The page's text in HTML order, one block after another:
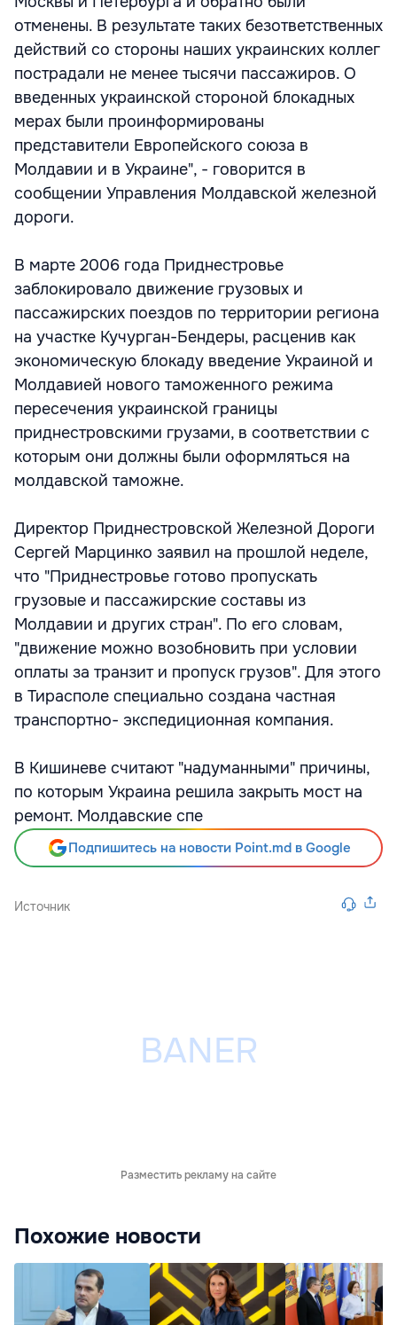
отменены. В результате таких безответственных
действий со стороны наших украинских коллег
пострадали не менее тысячи пассажиров. О
введенных украинской стороной блокадных
мерах были проинформированы
представители Европейского союза в
Молдавии и в Украине", - говорится в
сообщении Управления Молдавской железной
дороги.
В марте 2006 года Приднестровье
заблокировало движение грузовых и
пассажирских поездов по территории региона
на участке Кучурган-Бендеры, расценив как
экономическую блокаду введение Украиной и
Молдавией нового таможенного режима
пересечения украинской границы
приднестровскими грузами, в соответствии с
которым они должны были оформляться на
молдавской таможне.
Директор Приднестровской Железной Дороги
Сергей Марцинко заявил на прошлой неделе,
что "Приднестровье готово пропускать
грузовые и пассажирские составы из
Молдавии и других стран". По его словам,
"движение можно возобновить при условии
оплаты за транзит и пропуск грузов". Для этого
в Тирасполе специально создана частная
транспортно- экспедиционная компания.
В Кишиневе считают "надуманными" причины,
по которым Украина решила закрыть мост на
ремонт. Молдавские спе
Подпишитесь на новости Point.md в Google
Источник
Разместить рекламу на сайте
Похожие новости